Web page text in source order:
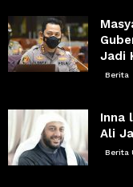
Jadi
Berita
Inna
Ali
Berita